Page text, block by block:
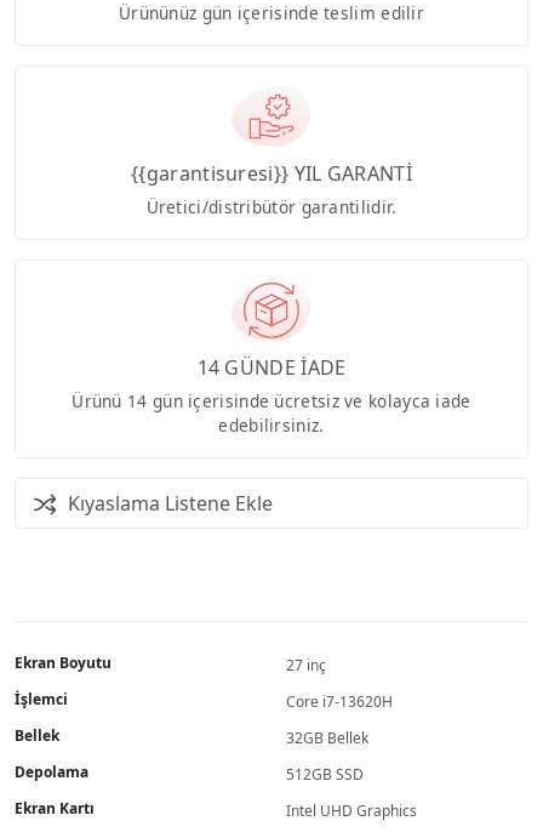
Ürününüz gün içerisinde teslim edilir
{{garantisuresi}} YIL GARANTİ
Üretici/distribütör garantilidir.
14 GÜNDE İADE
Ürünü 14 gün içerisinde ücretsiz ve kolayca iade
edebilirsiniz.
Kıyaslama Listene Ekle
Ekran Boyutu
27 inç
İşlemci
Core i7-13620H
Bellek
32GB Bellek
Depolama
512GB SSD
Ekran Kartı
Intel UHD Graphics